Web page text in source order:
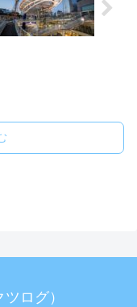
ログ）